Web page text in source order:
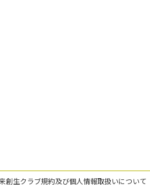
創生クラブ規約及び個人情報取扱いについて